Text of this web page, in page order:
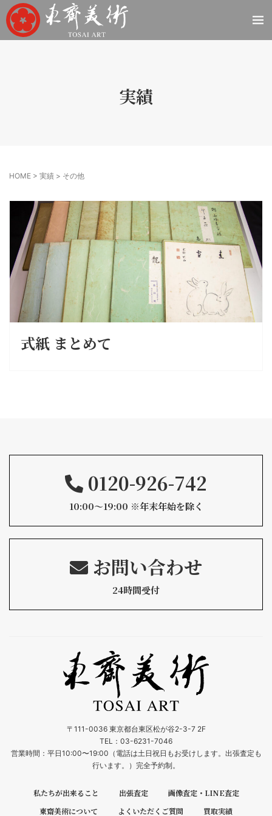
実績
HOME > 実績 > その他
式紙 まとめて
0120-926-742
10:00〜19:00 ※年末年始を除く
お問い合わせ
24時間受付
〒111-0036 東京都台東区松が谷2-3-7 2F
TEL：03-6231-7046
営業時間：平日10:00〜19:00（電話は土日祝日もお受けします。出張査定も
行います。）完全予約制。
私たちが出来ること 出張査定
画像査定・LINE査定
東齋美術について
よくいただくご質問 買取実績